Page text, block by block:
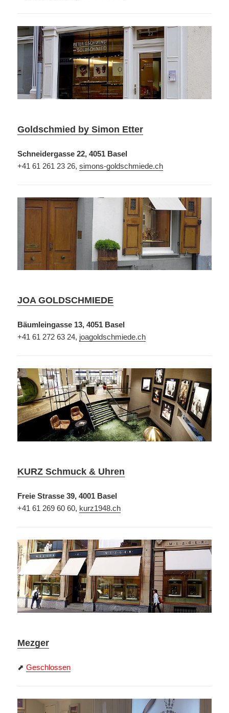
Goldschmied by Simon Etter
Schneidergasse 22, 4051 Basel
+41 61 261 23 26,simons-goldschmiede.ch
JOA GOLDSCHMIEDE
Bäumleingasse 13, 4051 Basel
+41 61 272 63 24, joagoldschmiede.ch
KURZ Schmuck & Uhren
Freie Strasse 39, 4001 Basel
+41 61 269 60 60, kurz1948.ch
Mezger
⬈Geschlossen